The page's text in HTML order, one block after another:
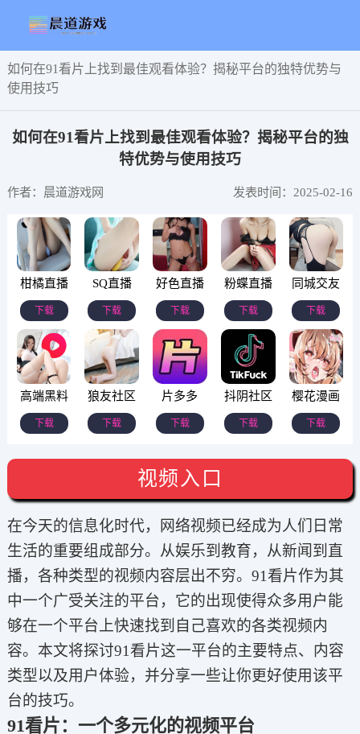
如何在91看片上找到最佳观看体验？揭秘平台的独特优势与
使用技巧
如何在91看片上找到最佳观看体验？揭秘平台的独
特优势与使用技巧
作者：晨道游戏网 发表时间：2025-02-16
柑橘直播
下载
SQ直播
下载
好色直播
下载
粉蝶直播
下载
同城交友
下载
高端黑料
下载
狼友社区
下载
片多多
下载
抖阴社区
下载
樱花漫画
下载
视频入口
在今天的信息化时代，网络视频已经成为人们日常
生活的重要组成部分。从娱乐到教育，从新闻到直
播，各种类型的视频内容层出不穷。91看片作为其
中一个广受关注的平台，它的出现使得众多用户能
够在一个平台上快速找到自己喜欢的各类视频内
容。本文将探讨91看片这一平台的主要特点、内容
类型以及用户体验，并分享一些让你更好使用该平
台的技巧。
91看片：一个多元化的视频平台